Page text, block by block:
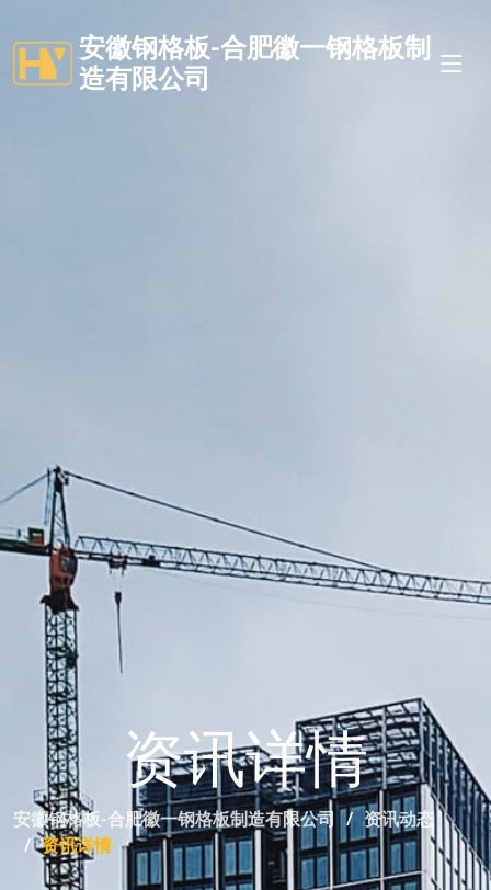
安徽钢格板-合肥徽一钢格板制
造有限公司
资讯详情
安徽钢格板-合肥徽一钢格板制造有限公司
资讯动态
资讯详情